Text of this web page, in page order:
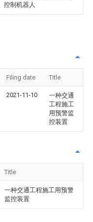
控制机器人
Filing date Title
2021-11-10
一种交通
工程施工
用预警监
控装置
Title
一种交通工程施工用预警
监控装置